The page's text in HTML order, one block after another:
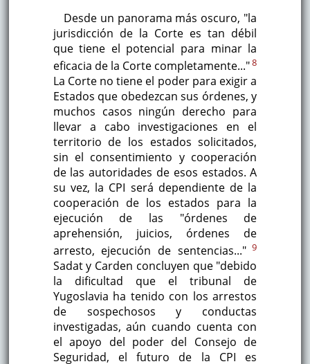
Desde un panorama más oscuro, "la
jurisdicción de la Corte es tan débil
que tiene el potencial para minar la
eficacia de la Corte completamente..."8
La Corte no tiene el poder para exigir a
Estados que obedezcan sus órdenes, y
muchos casos ningún derecho para
llevar a cabo investigaciones en el
territorio de los estados solicitados,
sin el consentimiento y cooperación
de las autoridades de esos estados. A
su vez, la CPI será dependiente de la
cooperación de los estados para la
ejecución de las "órdenes de
aprehensión, juicios, órdenes de
arresto, ejecución de sentencias..." 9
Sadat y Carden concluyen que "debido
la dificultad que el tribunal de
Yugoslavia ha tenido con los arrestos
de sospechosos y conductas
investigadas, aún cuando cuenta con
el apoyo del poder del Consejo de
Seguridad, el futuro de la CPI es